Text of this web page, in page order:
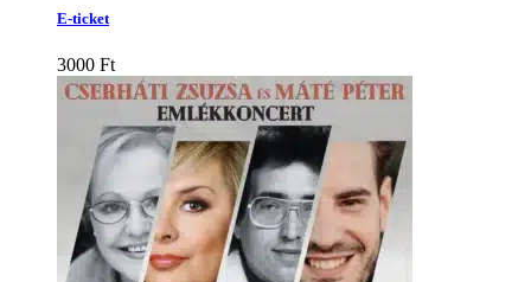
E-ticket
3000 Ft